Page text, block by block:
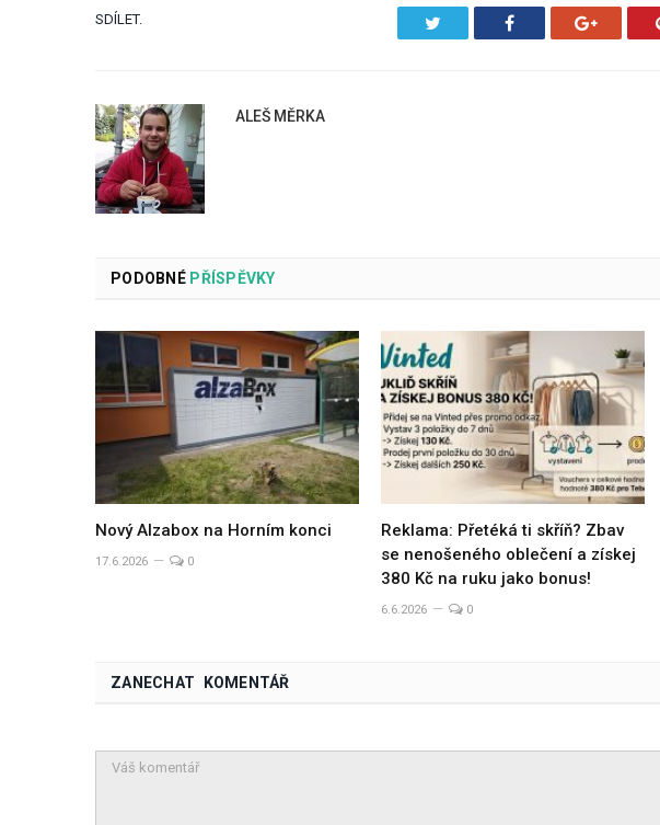
SDÍLET. Facebook Google+
ALEŠ MĚRKA
PODOBNÉPŘÍSPĚVKY
Nový Alzabox na Horním konci
17.6.2026 0
Reklama: Přetéká ti skříň? Zbav
se nenošeného oblečení a získej
380 Kč na ruku jako bonus!
6.6.2026 0
ZANECHAT KOMENTÁŘ